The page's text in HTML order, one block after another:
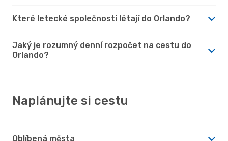
Které letecké společnosti létají do Orlando?
Jaký je rozumný denní rozpočet na cestu do
Orlando?
Naplánujte si cestu
Oblíbená města